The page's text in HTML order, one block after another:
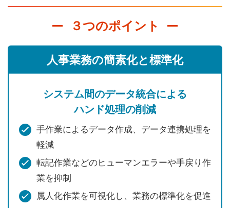
３つのポイント
人事業務の簡素化と標準化
システム間のデータ統合による
ハンド処理の削減
手作業によるデータ作成、データ連携処理を
軽減
転記作業などのヒューマンエラーや手戻り作
業を抑制
属人化作業を可視化し、業務の標準化を促進